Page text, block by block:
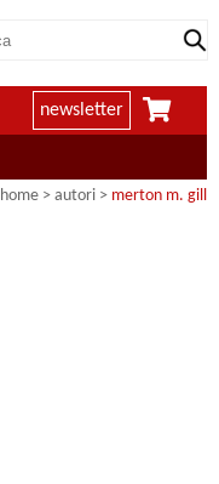
newsletter
home > autori > merton m. gill